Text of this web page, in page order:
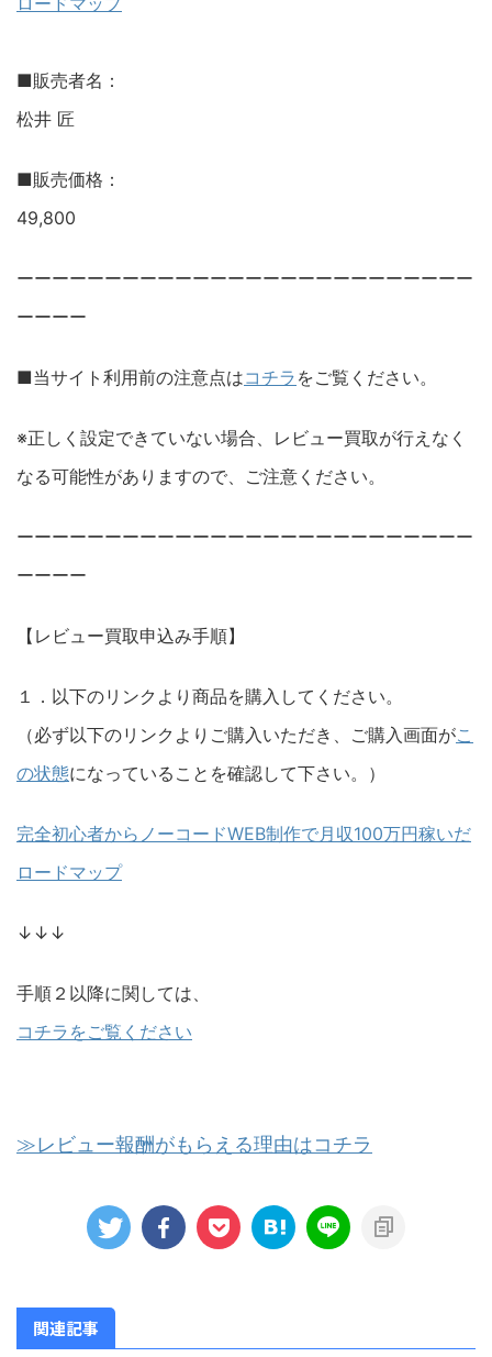
■販売者名：
松井 匠
■販売価格：
49,800
ーーーーーーーーーーーーーーーーーーーーーーーーーー
ーーーー
■当サイト利用前の注意点はコチラ をご覧ください。
※正しく設定できていない場合、レビュー買取が行えなく
なる可能性がありますので、ご注意ください。
ーーーーーーーーーーーーーーーーーーーーーーーーーー
ーーーー
【レビュー買取申込み手順】
１．以下のリンクより商品を購入してください。
（必ず以下のリンクよりご購入いただき、ご購入画面がこ
の状態になっていることを確認して下さい。）
完全初心者からノーコードWEB制作で月収100万円稼いだ
ロードマップ
↓↓↓
手順２以降に関しては、
コチラをご覧ください
≫レビュー報酬がもらえる理由はコチラ
関連記事